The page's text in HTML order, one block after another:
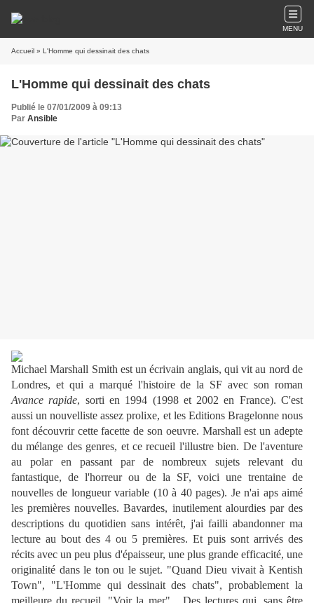
MENU
Accueil » L'Homme qui dessinait des chats
L'Homme qui dessinait des chats
Publié le 07/01/2009 à 09:13
Par Ansible
Michael Marshall Smith est un écrivain anglais, qui vit au nord de
Londres, et qui a marqué l'histoire de la SF avec son roman
Avance rapide, sorti en 1994 (1998 et 2002 en France). C'est
aussi un nouvelliste assez prolixe, et les Editions Bragelonne nous
font découvrir cette facette de son oeuvre. Marshall est un adepte
du mélange des genres, et ce recueil l'illustre bien. De l'aventure
au polar en passant par de nombreux sujets relevant du
fantastique, de l'horreur ou de la SF, voici une trentaine de
nouvelles de longueur variable (10 à 40 pages). Je n'ai aps aimé
les premières nouvelles. Bavardes, inutilement alourdies par des
descriptions du quotidien sans intérêt, j'ai failli abandonner ma
lecture au bout des 4 ou 5 premières. Et puis sont arrivés des
récits avec un peu plus d'épaisseur, une plus grande efficacité, une
originalité dans le ton ou le sujet. "Quand Dieu vivait à Kentish
Town", "L'Homme qui dessinait des chats", probablement la